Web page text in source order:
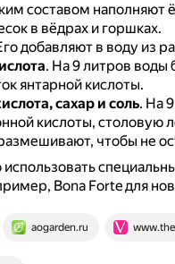
составом наполняют
в вёдрах и горшках.
добавляют в воду из
. На 9 литров воды
янтарной кислоты.
сахар и соль. На
кислоты, столовую
чтобы не
Bona Forte для
aogarden.ru